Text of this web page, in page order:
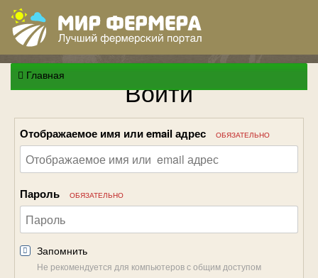
Главная Войти
Отображаемое имя или email адрес ОБЯЗАТЕЛЬНО
Пароль ОБЯЗАТЕЛЬНО
Запомнить
Не рекомендуется для компьютеров с общим доступом